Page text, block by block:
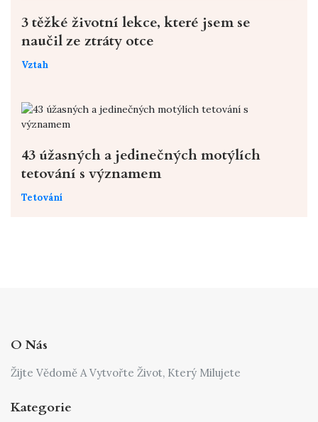
3 těžké životní lekce, které jsem se
naučil ze ztráty otce
Vztah
43 úžasných a jedinečných motýlích
tetování s významem
Tetování
O Nás
Žijte Vědomě A Vytvořte Život, Který Milujete
Kategorie